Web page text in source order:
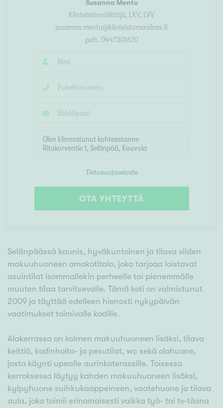
Susanna Mentu
Kiinteistönvälittäjä, LKV, LVV
susanna.mentu@kiinteistomaailma.fi
puh. 0447301670
Tietosuojaseloste
OTA YHTEYTTÄ
Selänpäässä kaunis, hyväkuntoinen ja tilava viiden
makuuhuoneen omakotitalo, joka tarjoaa loistavat
asuintilat isommallekin perheelle tai pienemmälle
muuten tilaa tarvitsevalle. Tämä koti on valmistunut
2009 ja täyttää edelleen hienosti nykypäivän
vaatimukset toimivalle kodille.
Alakerrassa on kolmen makuuhuoneen lisäksi, tilava
keittiö, kodinhoito- ja pesutilat, wc sekä olohuone,
josta käynti upealle aurinkoterassille. Toisessa
kerroksessa löytyy kahden makuuhuoneen lisäksi,
kylpyhuone suihkukaappeineen, vaatehuone ja tilava
aula, joka toimii erinomaisesti vaikka työ- tai tv-tilana